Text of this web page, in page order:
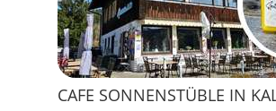
CAFE SONNENSTÜBLE IN